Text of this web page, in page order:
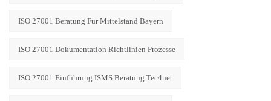
ISO 27001 Beratung Für Mittelstand Bayern
ISO 27001 Dokumentation Richtlinien Prozesse
ISO 27001 Einführung ISMS Beratung Tec4net